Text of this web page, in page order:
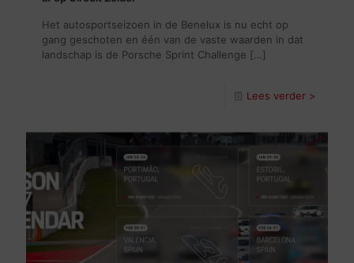
Het autosportseizoen in de Benelux is nu echt op
gang geschoten en één van de vaste waarden in dat
landschap is de Porsche Sprint Challenge […]
Lees verder >